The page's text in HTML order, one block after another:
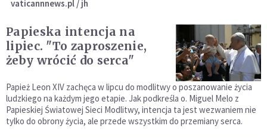
vaticannnews.pl / jh
Papieska intencja na
lipiec. "To zaproszenie,
żeby wrócić do serca"
Papież Leon XIV zachęca w lipcu do modlitwy o poszanowanie życia
ludzkiego na każdym jego etapie. Jak podkreśla o. Miguel Melo z
Papieskiej Światowej Sieci Modlitwy, intencja ta jest wezwaniem nie
tylko do obrony życia, ale przede wszystkim do przemiany serca.